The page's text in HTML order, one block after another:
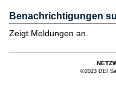
Benachrichtigungen
Zeigt Meldungen an.
©2023 DEI